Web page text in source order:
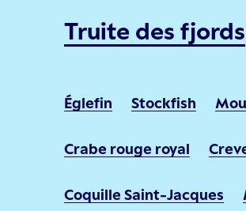
Truite des fjords
Églefin Stockfish
Crabe rouge royal
Coquille Saint-Jacques